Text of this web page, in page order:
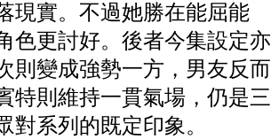
現實。不過她勝在能屈能
色更討好。後者今集設定亦
則變成強勢一方，男友反而
特則維持一貫氣場，仍是三
系列的既定印象。